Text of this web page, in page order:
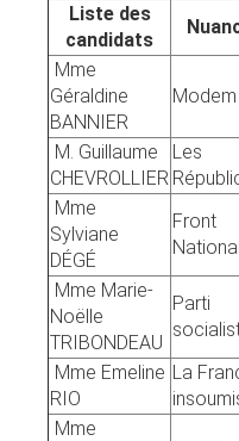
Liste des
candidats
Mme
Géraldine
BANNIER
Modem
M. Guillaume
CHEVROLLIER
Les
Mme
Sylviane
DÉGÉ
Front
National
Mme Marie-
Noëlle
TRIBONDEAU
Parti
Mme Emeline
RIO
La
Mme